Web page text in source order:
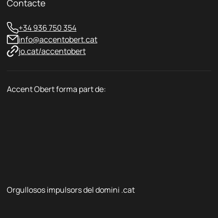
*
Contacte
+34 936 750 354
info@accentobert.cat
jo.cat/accentobert
Accent Obert forma part de:
Orgullosos impulsors del domini .cat